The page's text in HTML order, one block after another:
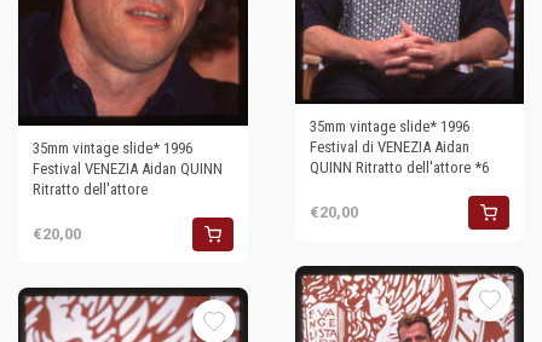
35mm vintage slide* 1996
Festival VENEZIA Aidan QUINN
Ritratto dell'attore
€20,00
35mm vintage slide* 1996
Festival di VENEZIA Aidan
QUINN Ritratto dell'attore *6
€20,00